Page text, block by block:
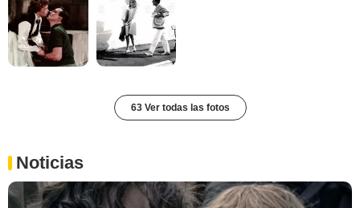
63 Ver todas las fotos
Noticias